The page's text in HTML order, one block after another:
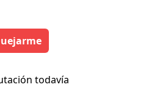
todavía